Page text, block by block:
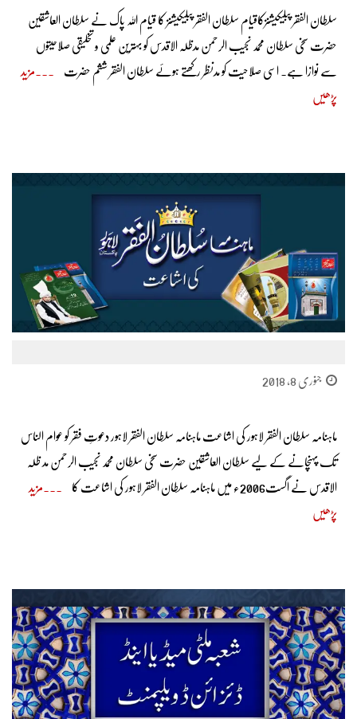
سلطان الفقر پبلیکیشنزکاقیام سلطان الفقر پبلیکیشنز کا قیام اللہ پاک نے سلطان العاشقین
حضرت سخی سلطان محمد نجیب الرحمن مدظلہ الاقدس کو بہترین علمی و تخلیقی صلاحیتوں
سے نوازا ہے۔ اسی صلاحیت کو مدنظر رکھتے ہوئے سلطان الفقر ششم حضرت مزید
پڑھیں
جنوری 8, 2018
ماہنامہ سلطان الفقر لاہور کی اشاعت ماہنامہ سلطان الفقر لاہور دعوتِ فقر کو عوام الناس
تک پہنچانے کے لیے سلطان العاشقین حضرت سخی سلطان محمد نجیب الرحمن مد ظلہ
الاقدس نے اگست2006ء میں ماہنامہ سلطان الفقر لاہور کی اشاعت کا مزید
پڑھیں